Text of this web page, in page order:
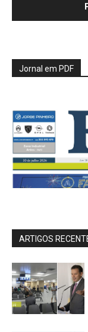
Jornal em PDF
ARTIGOS